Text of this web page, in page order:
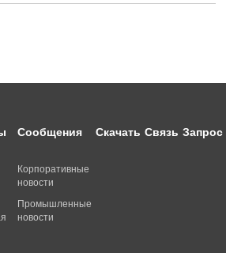
Сообщения
Корпоративные
новости
Промышленные
новости
Скачать Связь Запрос